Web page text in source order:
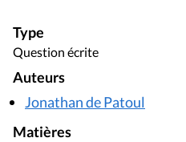
Type
Question écrite
Auteurs
Jonathan de Patoul
Matières